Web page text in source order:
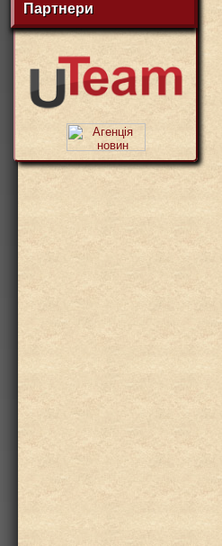
Партнери